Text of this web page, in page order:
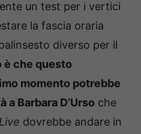
un test per i vertici
la fascia oraria
diverso per il
è che questo
momento potrebbe
Barbara D’Urso che
dovrebbe andare in